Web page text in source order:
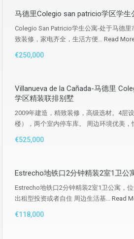
马德里Colegio san patricio学区学生
Colegio San Patricio学生公寓-处于马德
致装修，家电齐全，生活方便... Read
€250,000
Villanueva de la Cañada-马德里
学区精装联排别墅
2009年建造，精致装修，高级选材。4层
楼），两个室内停车库。 周边环境优美，
€525,000
Estrecho地铁口2分钟精装2室1卫公
Estrecho地铁口2分钟精装2室1卫公寓，
出租型投资或者自住 周边生活基... Read
€118,000